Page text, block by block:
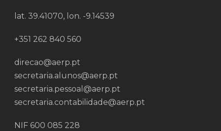
lat. 39.41070, lon. -9.14539
+351 262 840 560
direcao@aerp.pt
secretaria.alunos@aerp.pt
secretaria.pessoal@aerp.pt
secretaria.contabilidade@aerp.pt
NIF 600 085 228